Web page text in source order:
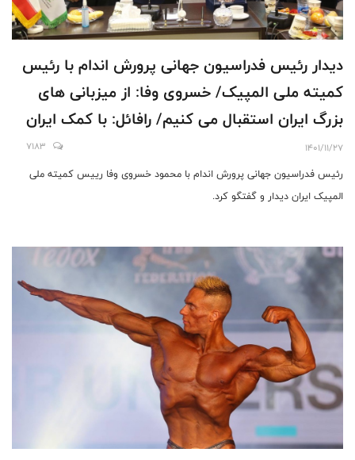
دیدار رئیس فدراسیون جهانی پرورش اندام با رئیس
کمیته ملی المپیک/ خسروی وفا: از میزبانی های
بزرگ ایران استقبال می کنیم/ رافائل: با کمک ایران
می توانیم به المپیک راه پیدا کنیم
1401/11/27
7183
رئیس فدراسیون جهانی پرورش اندام با محمود خسروی وفا رییس کمیته ملی
المپیک ایران دیدار و گفتگو کرد.